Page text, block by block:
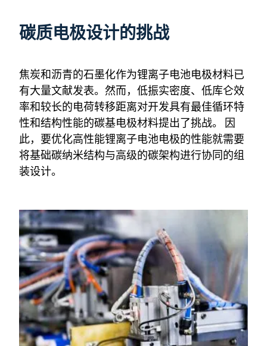
碳质电极设计的挑战
焦炭和沥青的石墨化作为锂离子电池电极材料已
有大量文献发表。然而，低振实密度、低库仑效
率和较长的电荷转移距离对开发具有最佳循环特
性和结构性能的碳基电极材料提出了挑战。
因
此，要优化高性能锂离子电池电极的性能就需要
将基础碳纳米结构与高级的碳架构进行协同的组
装设计。